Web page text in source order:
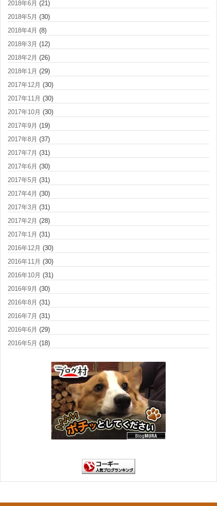
2018年6月 (21)
2018年5月 (30)
2018年4月 (8)
2018年3月 (12)
2018年2月 (26)
2018年1月 (29)
2017年12月 (30)
2017年11月 (30)
2017年10月 (30)
2017年9月 (19)
2017年8月 (37)
2017年7月 (31)
2017年6月 (30)
2017年5月 (31)
2017年4月 (30)
2017年3月 (31)
2017年2月 (28)
2017年1月 (31)
2016年12月 (30)
2016年11月 (30)
2016年10月 (31)
2016年9月 (30)
2016年8月 (31)
2016年7月 (31)
2016年6月 (29)
2016年5月 (18)